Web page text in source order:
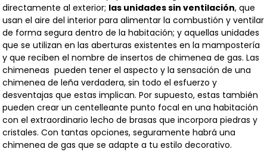
directamente al exterior; las unidades sin ventilación, que
usan el aire del interior para alimentar la combustión y ventilar
de forma segura dentro de la habitación; y aquellas unidades
que se utilizan en las aberturas existentes en la mampostería
y que reciben el nombre de insertos de chimenea de gas.Las
chimeneas pueden tener el aspecto y la sensación de una
chimenea de leña verdadera, sin todo el esfuerzo y
desventajas que estas implican. Por supuesto, estas también
pueden crear un centelleante punto focal en una habitación
con el extraordinario lecho de brasas que incorpora piedras y
cristales. Con tantas opciones, seguramente habrá una
chimenea de gas que se adapte a tu estilo decorativo.